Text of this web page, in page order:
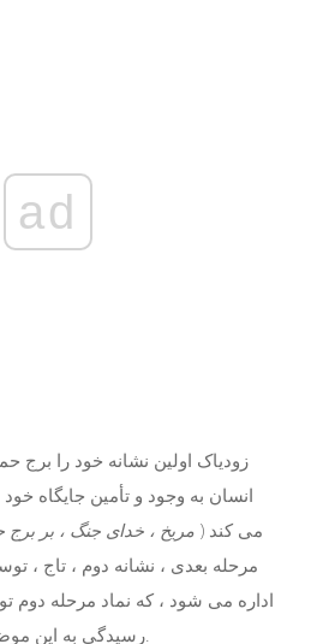
ad
زودیاک اولین نشانه خود را برج
انسان به وجود و تأمین جایگاه
می کند ( مریخ ، خدای جنگ ، بر
مرحله بعدی ، نشانه دوم ، تاج ،
اداره می شود ، که نماد مرحله دوم